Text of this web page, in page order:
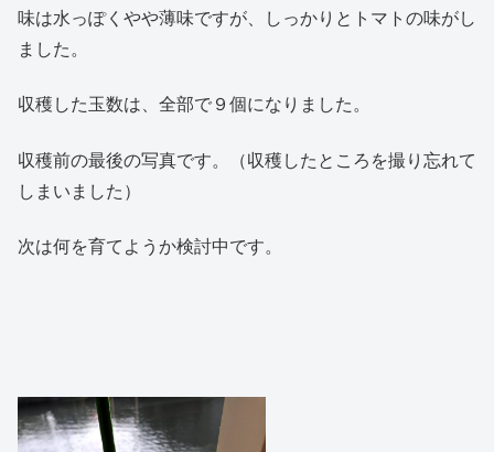
味は水っぽくやや薄味ですが、しっかりとトマトの味がし
ました。
収穫した玉数は、全部で９個になりました。
収穫前の最後の写真です。（収穫したところを撮り忘れて
しまいました）
次は何を育てようか検討中です。